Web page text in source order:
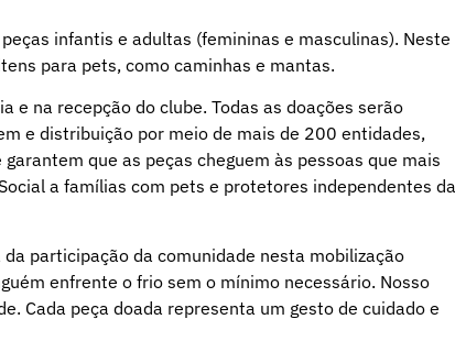
infantis e adultas (femininas e masculinas). Neste
para pets, como caminhas e mantas.
e na recepção do clube. Todas as doações serão
e distribuição por meio de mais de 200 entidades,
que as peças cheguem às pessoas que mais
a famílias com pets e protetores independentes da
participação da comunidade nesta mobilização
enfrente o frio sem o mínimo necessário. Nosso
Cada peça doada representa um gesto de cuidado e